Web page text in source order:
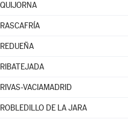
QUIJORNA
RASCAFRÍA
REDUEÑA
RIBATEJADA
RIVAS-VACIAMADRID
ROBLEDILLO DE LA JARA